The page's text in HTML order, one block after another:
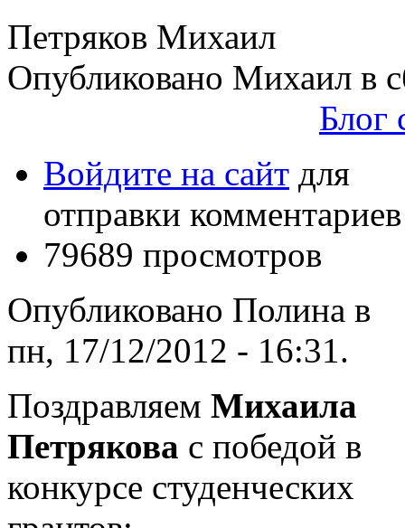
Петряков Михаил
Опубликовано Михаил в
Блог
Войдите на сайт для
отправки комментариев
79689 просмотров
Опубликовано Полина в
пн, 17/12/2012 - 16:31.
Поздравляем Михаила
Петрякова с победой в
конкурсе студенческих